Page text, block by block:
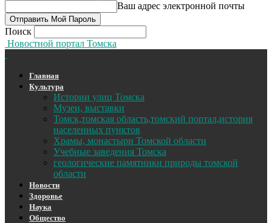
Ваш адрес электронной почты
Поиск
Новостной портал Томска
Главная
Культура
Истории улиц Томска
Музеи, выставки
Томск,томская область,томский портал,история
населенных пунктов
Храмы, монастыри Томской области
Учебные заведения Томска
геологические памятники природы томской
области
Новости
Здоровье
Наука
Общество